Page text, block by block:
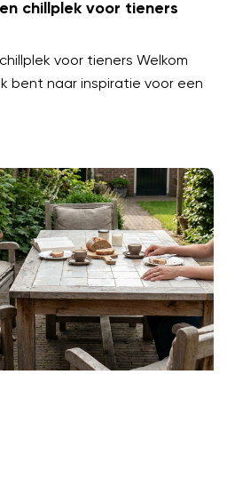
chillplek voor tieners
voor tieners Welkom
bent naar inspiratie voor een